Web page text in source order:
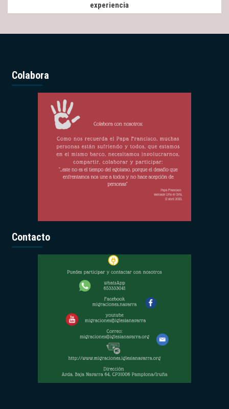
experiencia
Colabora
Contacto